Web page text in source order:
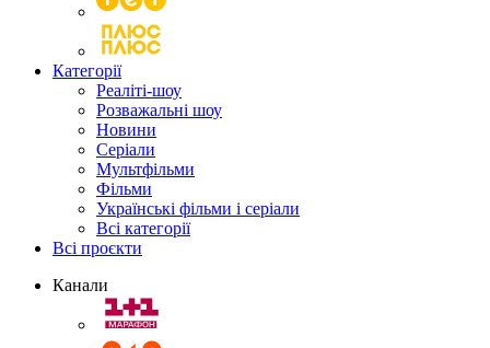
Категорії
Реаліті-шоу
Розважальні шоу
Новини
Серіали
Мультфільми
Фільми
Українські фільми і серіали
Всі категорії
Всі проєкти
Канали